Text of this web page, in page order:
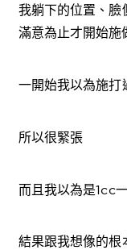
我躺下的位置、臉
滿意為止才開始施
一開始我以為施打
所以很緊張
而且我以為是1cc
結果跟我想像的根